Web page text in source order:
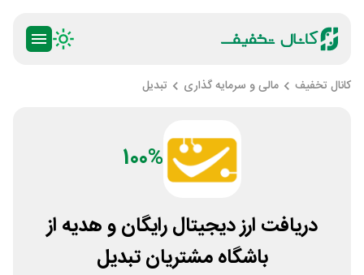
کانال تخفیف مالی و سرمایه گذاری تبدیل
100%
دریافت ارز دیجیتال رایگان و هدیه از
باشگاه مشتریان تبدیل